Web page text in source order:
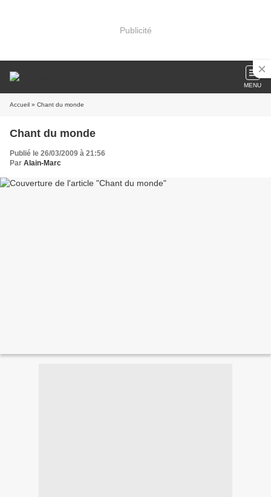
Publicité
MENU
Accueil » Chant du monde
Chant du monde
Publié le 26/03/2009 à 21:56
Par Alain-Marc